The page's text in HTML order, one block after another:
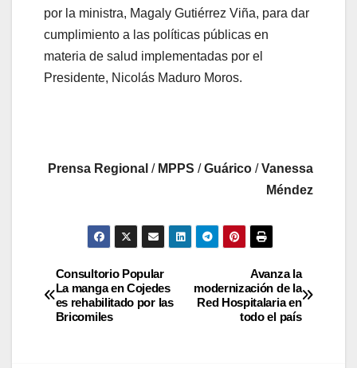
por la ministra, Magaly Gutiérrez Viña, para dar
cumplimiento a las políticas públicas en
materia de salud implementadas por el
Presidente, Nicolás Maduro Moros.
Prensa Regional / MPPS /Guárico /Vanessa
Méndez
Avanza la
modernización de la
Red Hospitalaria en
todo el país
Consultorio Popular
La manga en Cojedes
es rehabilitado por las
Bricomiles